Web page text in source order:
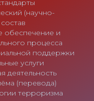
(научно-
обеспечение и
процесса
поддержки
услуги
деятельность
(перевода)
терроризма